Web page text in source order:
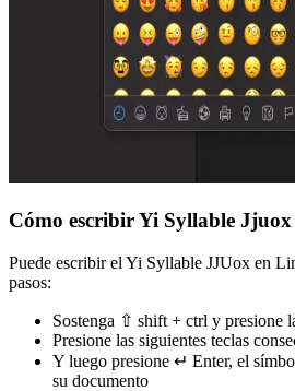
Cómo escribir Yi Syllable
Puede escribir el Yi Syllable JJUox en
pasos:
Sostenga ⇧ shift + ctrl y presione
Presione las siguientes teclas
Y luego presione ↵ Enter, el
su documento